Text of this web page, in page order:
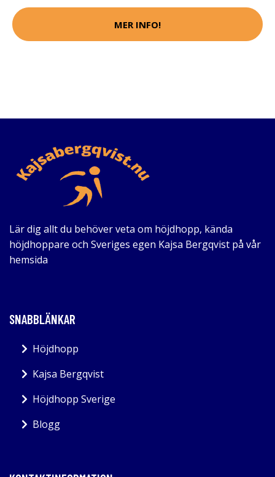
MER INFO!
Lär dig allt du behöver veta om höjdhopp, kända
höjdhoppare och Sveriges egen Kajsa Bergqvist på vår
hemsida
SNABBLÄNKAR
Höjdhopp
Kajsa Bergqvist
Höjdhopp Sverige
Blogg